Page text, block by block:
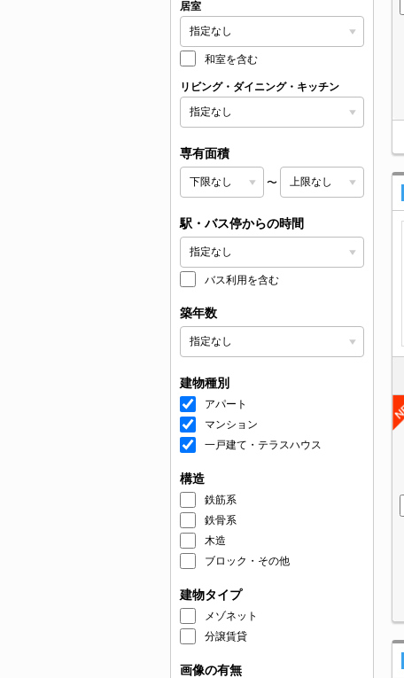
居室
和室を含む
リビング・ダイニング・キッチン
専有面積
〜
駅・バス停からの時間
バス利用を含む
築年数
建物種別
アパート
マンション
一戸建て・テラスハウス
構造
鉄筋系
鉄骨系
木造
ブロック・その他
建物タイプ
メゾネット
分譲賃貸
画像の有無